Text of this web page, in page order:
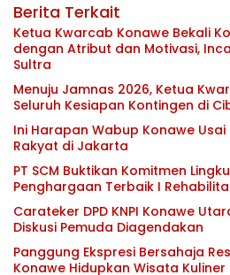
Berita Terkait
Ketua Kwarcab Konawe Bekali
dengan Atribut dan Motivasi,
Sultra
Menuju Jamnas 2026, Ketua
Seluruh Kesiapan Kontingen di
Ini Harapan Wabup Konawe Usai
Rakyat di Jakarta
PT SCM Buktikan Komitmen
Penghargaan Terbaik I
Carateker DPD KNPI Konawe
Diskusi Pemuda Diagendakan
Panggung Ekspresi Bersahaja
Konawe Hidupkan Wisata Kuliner